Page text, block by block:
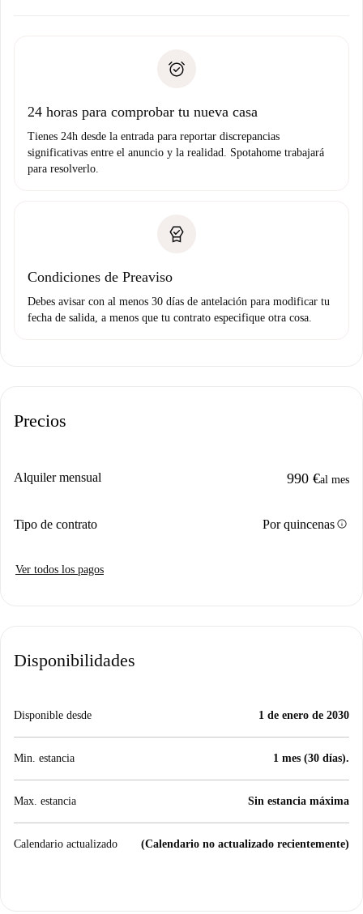
Prueba de solvencia
no nos comunicas ningún problema.
24 horas para comprobar tu nueva casa
Tienes 24h desde la entrada para reportar discrepancias
significativas entre el anuncio y la realidad. Spotahome trabajará
para resolverlo.
Condiciones de Preaviso
Debes avisar con al menos 30 días de antelación para modificar tu
fecha de salida, a menos que tu contrato especifique otra cosa.
Precios
Alquiler mensual 990 €al mes
Tipo de contrato Por quincenasinfo
Ver todos los pagos
Disponibilidades
Disponible desde 1 de enero de 2030
Min. estancia 1 mes (30 días).
Max. estancia Sin estancia máxima
Calendario actualizado (Calendario no actualizado recientemente)